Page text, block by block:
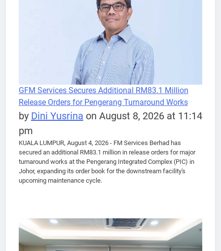
GFM Services Secures Additional RM83.1 Million
Release Orders for Pengerang Turnaround Works
by Dini Yusrina on August 8, 2026 at 11:14
pm
KUALA LUMPUR, August 4, 2026 - FM Services Berhad has
secured an additional RM83.1 million in release orders for major
turnaround works at the Pengerang Integrated Complex (PIC) in
Johor, expanding its order book for the downstream facility's
upcoming maintenance cycle.